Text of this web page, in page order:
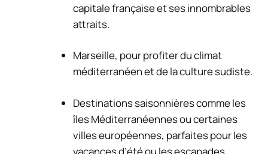
capitale française et ses innombrables
attraits.
Marseille, pour profiter du climat
méditerranéen et de la culture sudiste.
Destinations saisonnières comme les
îles Méditerranéennes ou certaines
villes européennes, parfaites pour les
vacances d’été ou les escapades